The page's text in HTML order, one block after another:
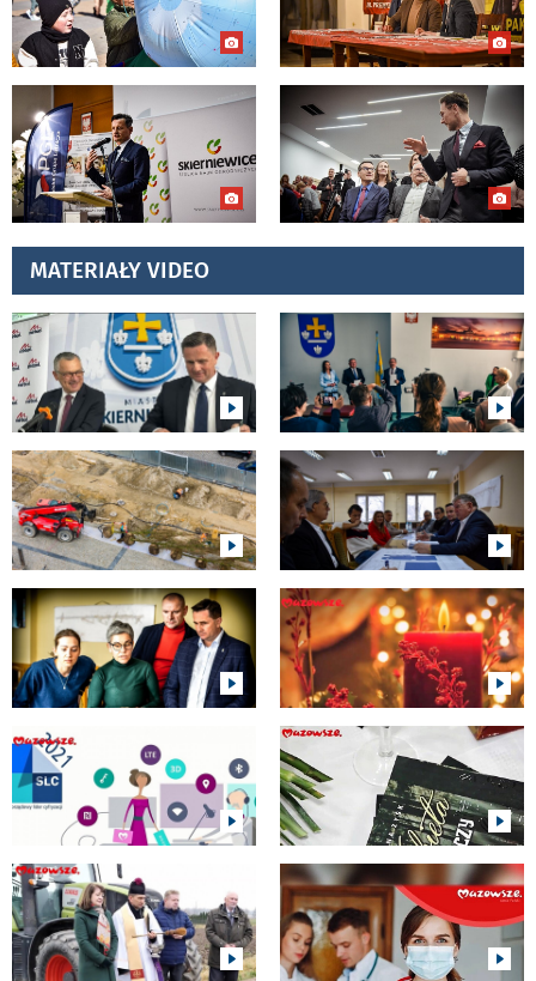
MATERIAŁY VIDEO